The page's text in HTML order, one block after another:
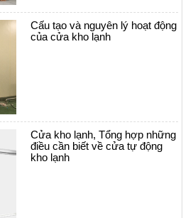
Cấu tạo và nguyên lý hoạt động
của cửa kho lạnh
Cửa kho lạnh, Tổng hợp những
điều cần biết về cửa tự động
kho lạnh